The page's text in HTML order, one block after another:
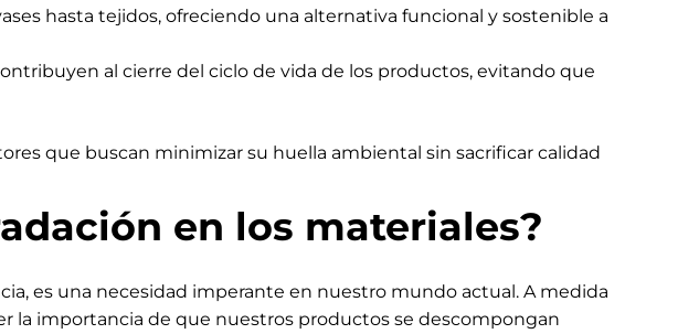
hasta tejidos, ofreciendo una alternativa funcional y sostenible a
al cierre del ciclo de vida de los productos, evitando que
que buscan minimizar su huella ambiental sin sacrificar calidad
en los materiales?
es una necesidad imperante en nuestro mundo actual. A medida
la importancia de que nuestros productos se descompongan